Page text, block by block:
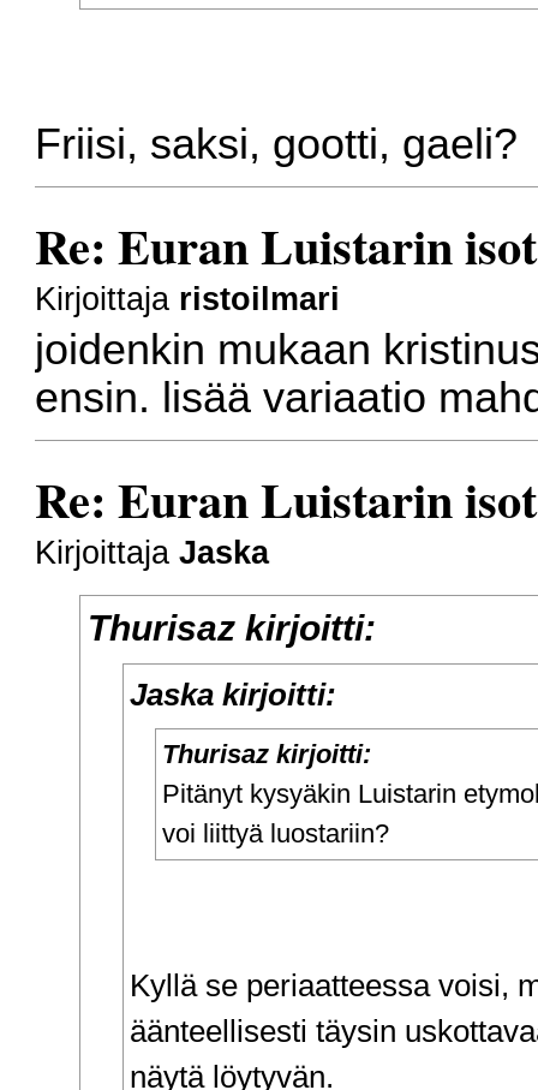
Friisi, saksi, gootti, gaeli?
Re: Euran Luistarin
Kirjoittaja ristoilmari
joidenkin mukaan
ensin. lisää variaatio
Re: Euran Luistarin
KirjoittajaJaska
Thurisaz kirjoitti:
Jaska kirjoitti:
Thurisaz kirjoitti:
Pitänyt kysyäkin Luistarin
voi liittyä luostariin?
Kyllä se periaatteessa voisi,
äänteellisesti täysin
näytä löytyvän.